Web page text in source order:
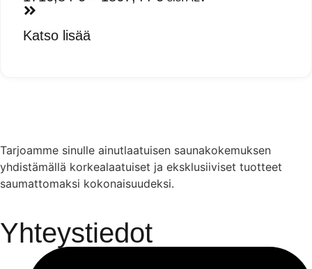
Katso lisää
Tarjoamme sinulle ainutlaatuisen saunakokemuksen
yhdistämällä korkealaatuiset ja eksklusiiviset tuotteet
saumattomaksi kokonaisuudeksi.
Yhteystiedot